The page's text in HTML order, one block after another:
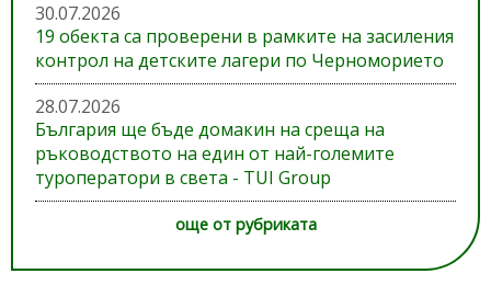
30.07.2026
19 обекта са проверени в рамките на засиления
контрол на детските лагери по Черноморието
28.07.2026
България ще бъде домакин на среща на
ръководството на един от най-големите
туроператори в света - TUI Group
още от рубриката